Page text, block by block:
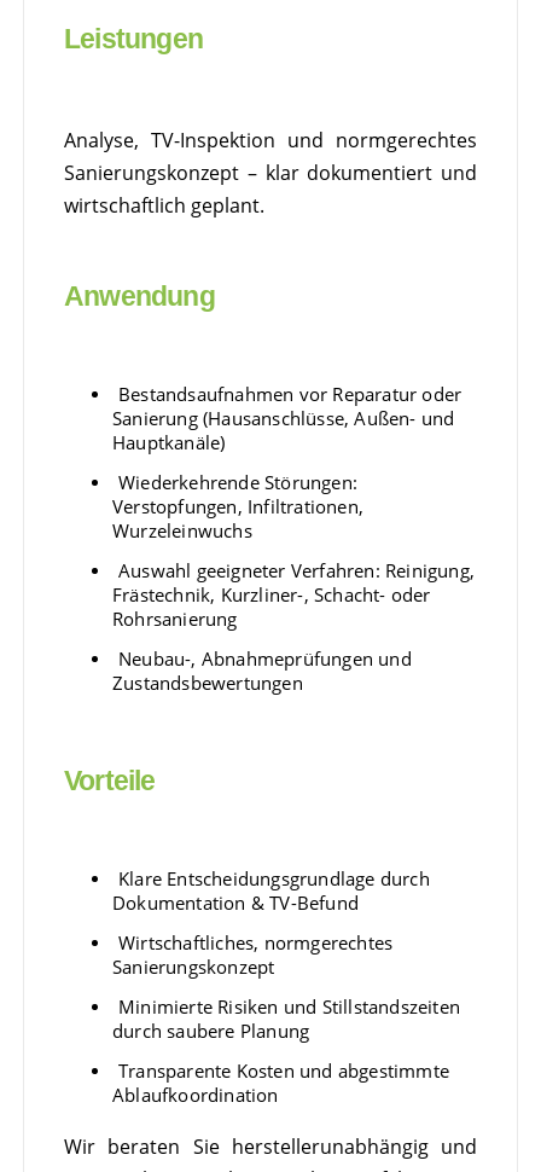
Leistungen
Analyse, TV-Inspektion und normgerechtes
Sanierungskonzept – klar dokumentiert und
wirtschaftlich geplant.
Anwendung
Bestandsaufnahmen vor Reparatur oder
Sanierung (Hausanschlüsse, Außen- und
Hauptkanäle)
Wiederkehrende Störungen:
Verstopfungen, Infiltrationen,
Wurzeleinwuchs
Auswahl geeigneter Verfahren: Reinigung,
Frästechnik, Kurzliner-, Schacht- oder
Rohrsanierung
Neubau-, Abnahmeprüfungen und
Zustandsbewertungen
Vorteile
Klare Entscheidungsgrundlage durch
Dokumentation & TV-Befund
Wirtschaftliches, normgerechtes
Sanierungskonzept
Minimierte Risiken und Stillstandszeiten
durch saubere Planung
Transparente Kosten und abgestimmte
Ablaufkoordination
Wir beraten Sie herstellerunabhängig und